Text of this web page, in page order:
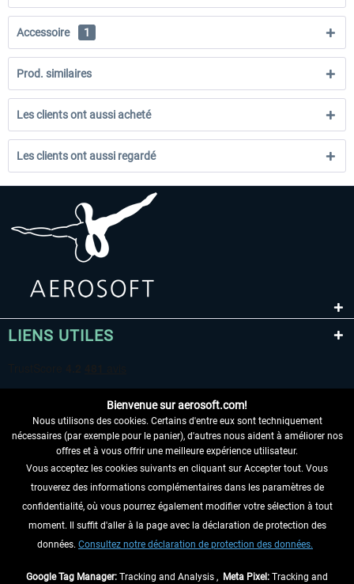
Accessoire 1
Prod. similaires
Les clients ont aussi acheté
Les clients ont aussi regardé
LIENS UTILES
RENONCER AU CONTRAT ICI
INFORMATIONS
NE MANQUEZ PAS LES DERNIÈRES
Bienvenue sur aerosoft.com!
Nous utilisons des cookies. Certains d'entre eux sont techniquement
nécessaires (par exemple pour le panier), d'autres nous aident à améliorer nos
offres et à vous offrir une meilleure expérience utilisateur.
Vous acceptez les cookies suivants en cliquant sur Accepter tout. Vous
trouverez des informations complémentaires dans les paramètres de
confidentialité, où vous pourrez également modifier votre sélection à tout
moment. Il suffit d'aller à la page avec la déclaration de protection des
données. Consultez notre déclaration de protection des données.
Google Tag Manager: Tracking and Analysis , Meta Pixel: Tracking and